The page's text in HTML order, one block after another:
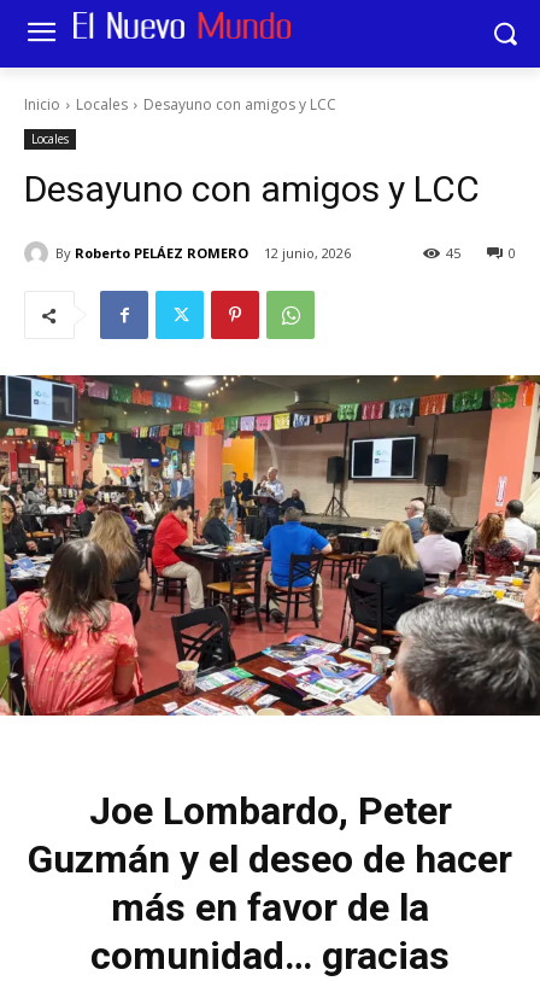
Inicio Locales Desayuno con amigos y LCC
Locales
Desayuno con amigos y LCC
By Roberto PELÁEZ ROMERO 12 junio, 2026 0
45
Joe Lombardo, Peter
Guzmán y el deseo de hacer
más en favor de la
comunidad… gracias